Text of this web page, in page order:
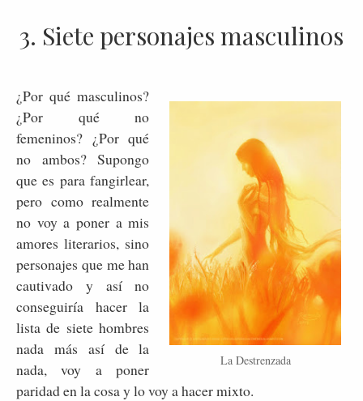
3. Siete personajes masculinos
La Destrenzada
¿Por qué masculinos?
¿Por qué no
femeninos? ¿Por qué
no ambos? Supongo
que es para fangirlear,
pero como realmente
no voy a poner a mis
amores literarios, sino
personajes que me han
cautivado y así no
conseguiría hacer la
lista de siete hombres
nada más así de la
nada, voy a poner
paridad en la cosa y lo voy a hacer mixto.